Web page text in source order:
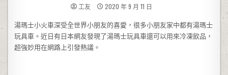
工友 2020 年 9 月 11 日
湯瑪士小火車深受全世界小朋友的喜愛，很多小朋友家中都有湯瑪士
玩具車。近日有日本網友發現了湯瑪士玩具車還可以用來冷凍飲品，
超強妙用在網路上引發熱議。